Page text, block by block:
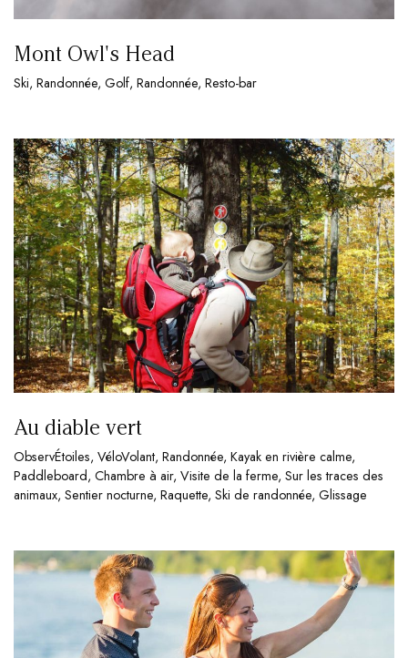
Mont Owl's Head
Ski, Randonnée, Golf, Randonnée, Resto-bar
Au diable vert
ObservÉtoiles, VéloVolant, Randonnée, Kayak en rivière calme,
Paddleboard, Chambre à air, Visite de la ferme, Sur les traces des
animaux, Sentier nocturne, Raquette, Ski de randonnée, Glissage